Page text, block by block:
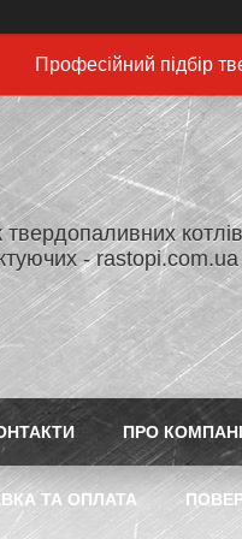
Професійний підбір
- rastopi.com.ua
ПРО
ТА ОПЛАТА